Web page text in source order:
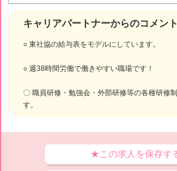
キャリアパートナーからのコメント
○ 東社協の給与表をモデルにしています。
○ 週38時間労働で働きやすい職場です！
〇 職員研修・勉強会・外部研修等の各種研修
す。
★この求人を保存す